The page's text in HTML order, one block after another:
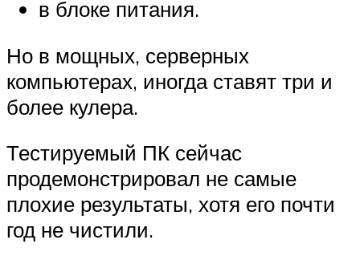
в блоке питания.
Но в мощных, серверных
компьютерах, иногда ставят три и
более кулера.
Тестируемый ПК сейчас
продемонстрировал не самые
плохие результаты, хотя его почти
год не чистили.